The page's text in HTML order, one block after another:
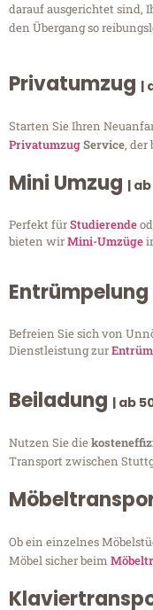
darauf ausgerichtet sind,
den Übergang so
Privatumzug |
Starten Sie Ihren
PrivatumzugService, der
Mini Umzug |
Perfekt fürStudierende
bieten wirMini-Umzüge
Entrümpelung
Befreien Sie sich von
Dienstleistung zur
Beiladung | ab
Nutzen Sie die
Transport zwischen
Ob ein einzelnes
Möbel sicher beim